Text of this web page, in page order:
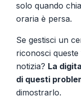
solo quando
oraria è persa.
Se gestisci un
riconosci
notizia? La
di questi
dimostrarlo.